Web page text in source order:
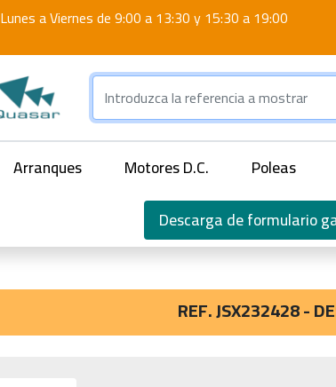
Lunes a Viernes de 9:00 a 13:30 y 15:30 a 19:00
Arranques Motores D.C. Poleas
Descarga de formulario
REF. JSX232428 -